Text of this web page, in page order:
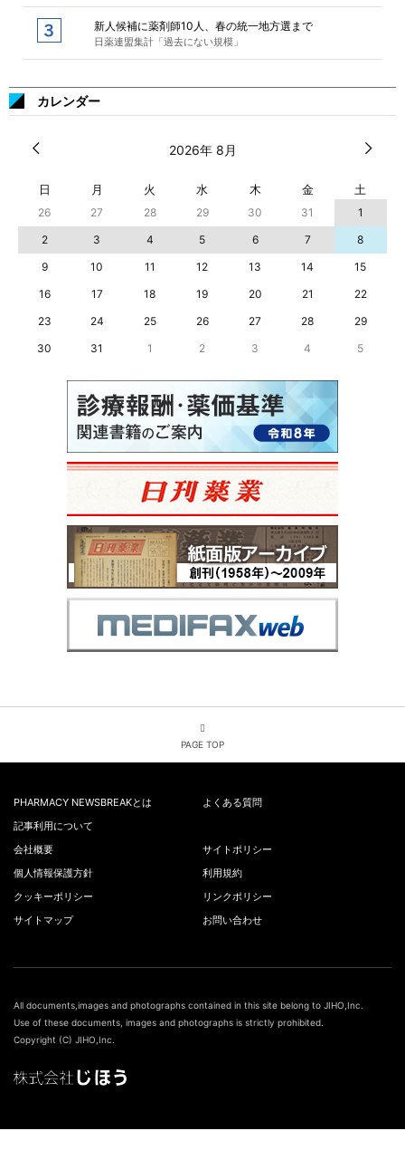
新人候補に薬剤師10人、春の統一地方選まで
日薬連盟集計「過去にない規模」
カレンダー
2026年 8月
日 月 火 水 木 金 土
26 27 28 29 30 31
1
2
3 4 5 6 7
8
9
10 11 12 13 14
15
16
17 18 19 20 21
22
23
24 25 26 27 28
29
30
31 1 2 3 4 5
PAGE TOP
PHARMACY NEWSBREAKとは
よくある質問
記事利用について
会社概要
サイトポリシー
個人情報保護方針
利用規約
クッキーポリシー
リンクポリシー
サイトマップ
お問い合わせ
All documents,images and photographs contained in this site belong to JIHO,Inc.
Use of these documents, images and photographs is strictly prohibited.
Copyright (C) JIHO,Inc.